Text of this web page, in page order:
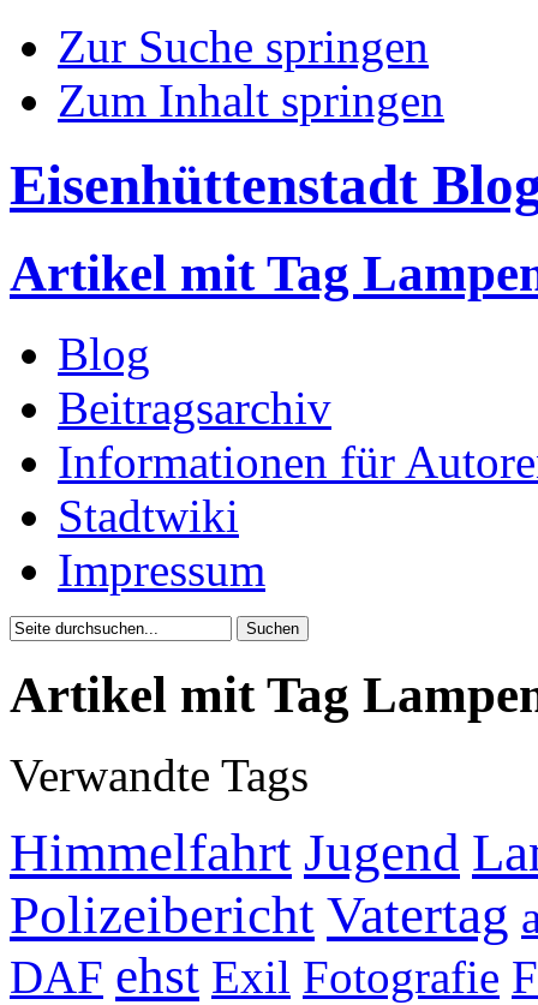
Zur Suche springen
Zum Inhalt springen
Eisenhüttenstadt
Artikel mit Tag
Blog
Beitragsarchiv
Informationen für
Stadtwiki
Impressum
Artikel mit Tag
Verwandte Tags
Himmelfahrt Jugend
Polizeibericht Vatertag
DAF ehst Exil Fotografie